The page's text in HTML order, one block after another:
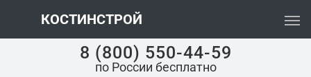
КОСТИНСТРОЙ
8 (800) 550-44-59
по России бесплатно